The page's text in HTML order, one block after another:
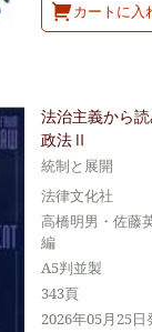
カートに入
法治主義から
政法Ⅱ
統制と展開
法律文化社
高橋明男・佐
編
A5判並製
343頁
2026年05月25日